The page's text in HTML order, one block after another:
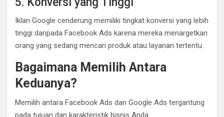
Iklan Google cenderung memiliki tingkat konversi yang lebih
tinggi daripada Facebook Ads karena mereka menargetkan
orang yang sedang mencari produk atau layanan tertentu.
Bagaimana Memilih Antara
Keduanya?
Memilih antara Facebook Ads dan Google Ads tergantung
pada tujuan dan karakteristik bisnis Anda: